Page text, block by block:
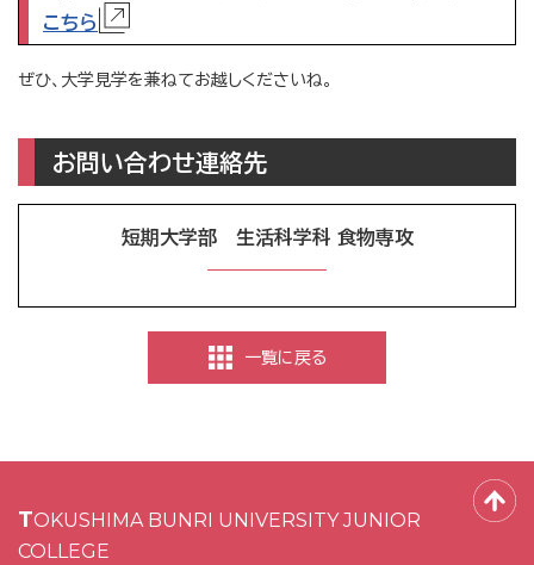
こちら
ぜひ、大学見学を兼ねてお越しくださいね。
お問い合わせ連絡先
短期大学部 生活科学科 食物専攻
一覧に戻る
TOKUSHIMA BUNRI UNIVERSITY JUNIOR
COLLEGE